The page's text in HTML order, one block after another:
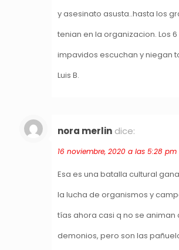
y asesinato asusta..hasta los
tenian en la organizacion. Los
impavidos escuchan y niegan
Luis B.
nora merlin dice:
16 noviembre, 2020 a las 5:28 pm
Esa es una batalla cultural
la lucha de organismos y
tías ahora casi q no se animan
demonios, pero son las